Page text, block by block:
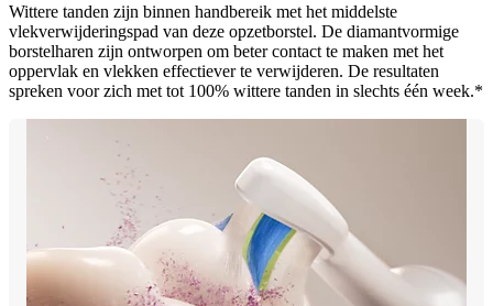
Wittere tanden zijn binnen handbereik met het middelste
vlekverwijderingspad van deze opzetborstel. De diamantvormige
borstelharen zijn ontworpen om beter contact te maken met het
oppervlak en vlekken effectiever te verwijderen. De resultaten
spreken voor zich met tot 100% wittere tanden in slechts één week.*